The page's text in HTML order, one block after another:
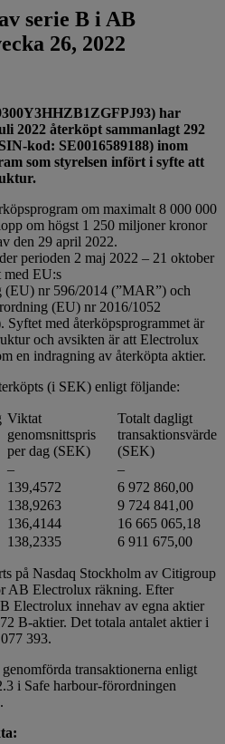
serie B i AB
26, 2022
har
2022 återköpt sammanlagt 292
kod: SE0016589188) inom
som styrelsen infört i syfte att
om maximalt 8 000 000
om högst 1 250 miljoner kronor
den 29 april 2022.
perioden 2 maj 2022 – 21 oktober
med EU:s
(EU) nr 596/2014 (”MAR”) och
(EU) nr 2016/1052
Syftet med återköpsprogrammet är
och avsikten är att Electrolux
en indragning av återköpta aktier.
(i SEK) enligt följande:
Viktat
genomsnittspris
per dag (SEK)
Totalt dagligt
transaktionsvärde
(SEK)
–
–
139,4572
6 972 860,00
138,9263
9 724 841,00
136,4144
16 665 065,18
138,2335 6 911 675,00
på Nasdaq Stockholm av Citigroup
AB Electrolux räkning. Efter
Electrolux innehav av egna aktier
B-aktier. Det totala antalet aktier i
393.
transaktionerna enligt
i Safe harbour-förordningen